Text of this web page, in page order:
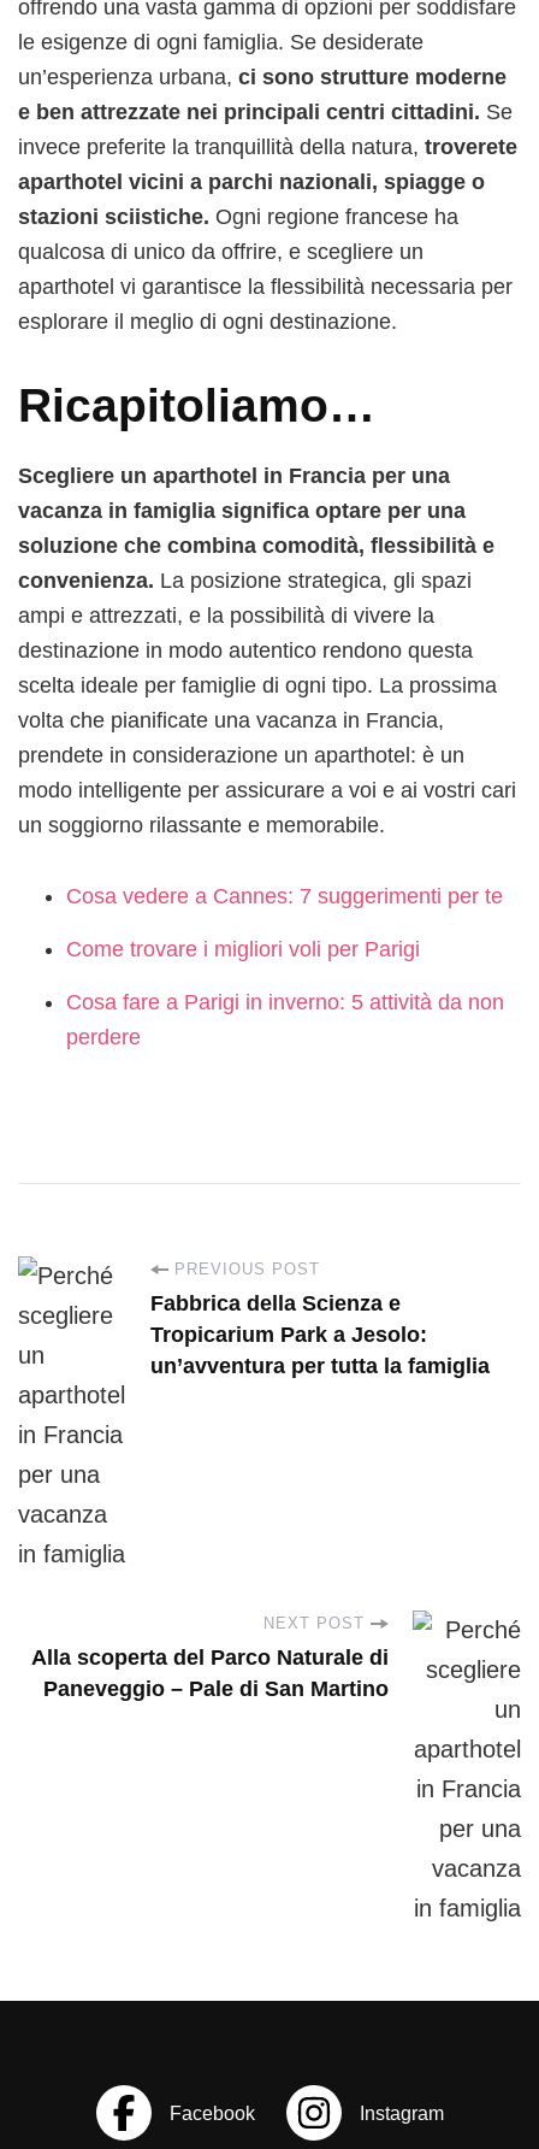
offrendo una vasta gamma di opzioni per soddisfare
le esigenze di ogni famiglia. Se desiderate
un’esperienza urbana, ci sono strutture moderne
e ben attrezzate nei principali centri cittadini. Se
invece preferite la tranquillità della natura, troverete
aparthotel vicini a parchi nazionali, spiagge o
stazioni sciistiche. Ogni regione francese ha
qualcosa di unico da offrire, e scegliere un
aparthotel vi garantisce la flessibilità necessaria per
esplorare il meglio di ogni destinazione.
Ricapitoliamo…
Scegliere un aparthotel in Francia per una
vacanza in famiglia significa optare per una
soluzione che combina comodità, flessibilità e
convenienza. La posizione strategica, gli spazi
ampi e attrezzati, e la possibilità di vivere la
destinazione in modo autentico rendono questa
scelta ideale per famiglie di ogni tipo. La prossima
volta che pianificate una vacanza in Francia,
prendete in considerazione un aparthotel: è un
modo intelligente per assicurare a voi e ai vostri cari
un soggiorno rilassante e memorabile.
Cosa vedere a Cannes: 7 suggerimenti per te
Come trovare i migliori voli per Parigi
Cosa fare a Parigi in inverno: 5 attività da non
perdere
P
o
s
t
N
v
i
PREVIOUS POST
Fabbrica della Scienza e
Tropicarium Park a Jesolo:
un’avventura per tutta la famiglia
NEXT POST
Alla scoperta del Parco Naturale di
Paneveggio – Pale di San Martino